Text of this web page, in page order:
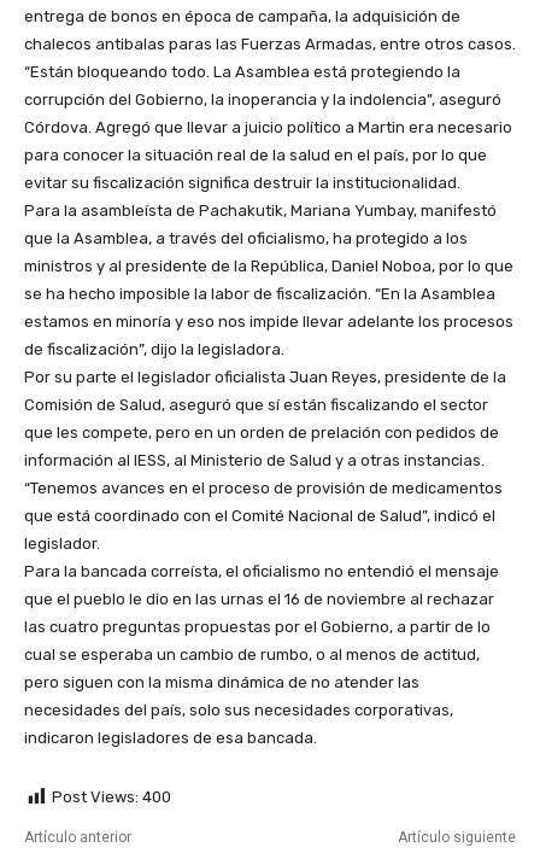
entrega de bonos en época de campaña, la adquisición de
chalecos antibalas paras las Fuerzas Armadas, entre otros casos.
“Están bloqueando todo. La Asamblea está protegiendo la
corrupción del Gobierno, la inoperancia y la indolencia”, aseguró
Córdova. Agregó que llevar a juicio político a Martin era necesario
para conocer la situación real de la salud en el país, por lo que
evitar su fiscalización significa destruir la institucionalidad.
Para la asambleísta de Pachakutik, Mariana Yumbay, manifestó
que la Asamblea, a través del oficialismo, ha protegido a los
ministros y al presidente de la República, Daniel Noboa, por lo que
se ha hecho imposible la labor de fiscalización. “En la Asamblea
estamos en minoría y eso nos impide llevar adelante los procesos
de fiscalización”, dijo la legisladora.
Por su parte el legislador oficialista Juan Reyes, presidente de la
Comisión de Salud, aseguró que sí están fiscalizando el sector
que les compete, pero en un orden de prelación con pedidos de
información al IESS, al Ministerio de Salud y a otras instancias.
“Tenemos avances en el proceso de provisión de medicamentos
que está coordinado con el Comité Nacional de Salud”, indicó el
legislador.
Para la bancada correísta, el oficialismo no entendió el mensaje
que el pueblo le dio en las urnas el 16 de noviembre al rechazar
las cuatro preguntas propuestas por el Gobierno, a partir de lo
cual se esperaba un cambio de rumbo, o al menos de actitud,
pero siguen con la misma dinámica de no atender las
necesidades del país, solo sus necesidades corporativas,
indicaron legisladores de esa bancada.
Post Views: 400
Artículo anterior Artículo siguiente